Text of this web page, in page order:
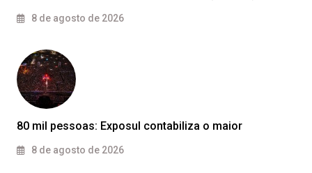
8 de agosto de 2026
80 mil pessoas: Exposul contabiliza o maior
8 de agosto de 2026